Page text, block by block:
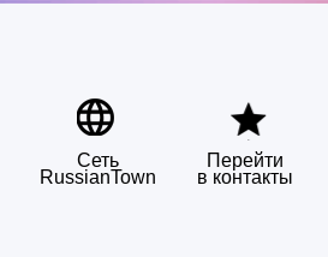
Сеть
RussianTown
Перейти
в контакты